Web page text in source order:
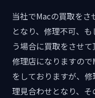
当社でMacの買取を
となり、修理不可、
う場合に買取をさせて
修理店になりますの
をしておりますが、
理見合わせとなり、